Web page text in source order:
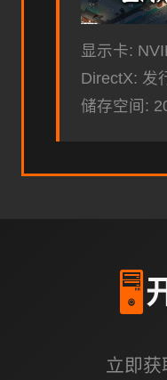
显示卡:
DirectX: 发
储存空间:
🖥️
立即